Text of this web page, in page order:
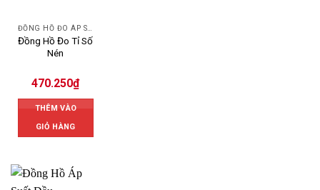
Đồng Hồ Đo Tỉ Số
Nén
470.250₫
THÊM VÀO
GIỎ HÀNG